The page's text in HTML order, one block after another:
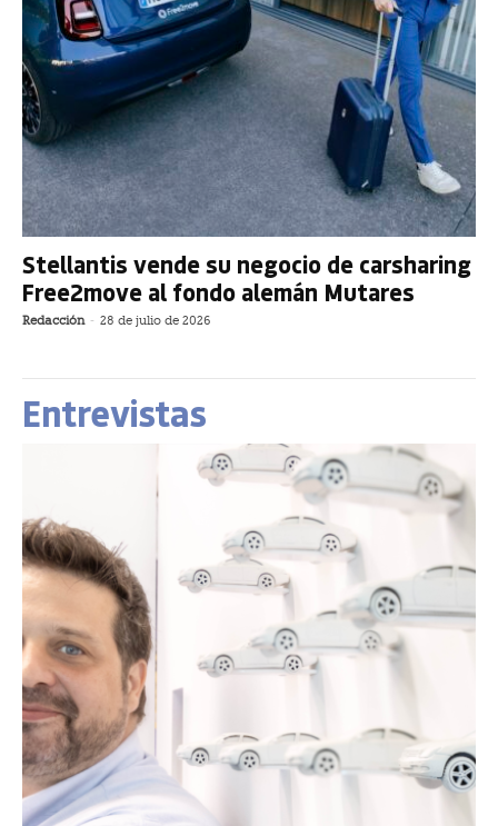
Stellantis vende su negocio de carsharing
Free2move al fondo alemán Mutares
Redacción - 28 de julio de 2026
Entrevistas